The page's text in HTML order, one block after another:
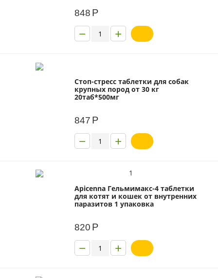
848 Р
+
−
Стоп-стресс таблетки для собак
крупных пород от 30 кг
20таб*500мг
847 Р
+
−
1
Apicenna Гельмимакс-4 таблетки
для котят и кошек от внутренних
паразитов 1 упаковка
820 Р
+
−